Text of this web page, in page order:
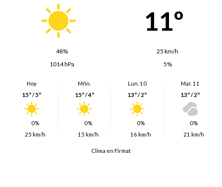
11º
48%
25 km/h
1014 hPa
5%
Hoy
15º / 5º
0%
25 km/h
Mñn.
15º / 4º
0%
15 km/h
Lun. 10
13º / 2º
0%
16 km/h
Mar. 11
13º / 2º
0%
21 km/h
Clima en Firmat